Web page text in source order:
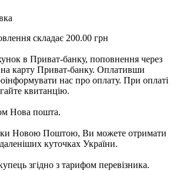
складає 200.00 грн
в Приват-банку, поповнення через
карту Приват-банку. Оплативши
нас про оплату. При оплаті
квитанцію.
Нова пошта.
Новою Поштою, Ви можете отримати
куточках України.
згідно з тарифом перевізника.